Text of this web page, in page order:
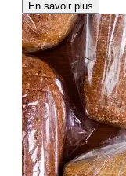
En savoir plus